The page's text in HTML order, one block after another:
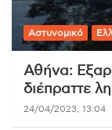
Αστυνομικό
Αθήνα:
διέπραττε
24/04/2023, 13:04